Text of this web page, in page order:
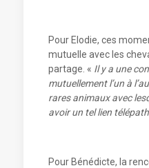
Pour Elodie, ces
mutuelle avec les
partage. « Il y a une
mutuellement l’un à
rares animaux avec
avoir un tel lien
Pour Bénédicte, la